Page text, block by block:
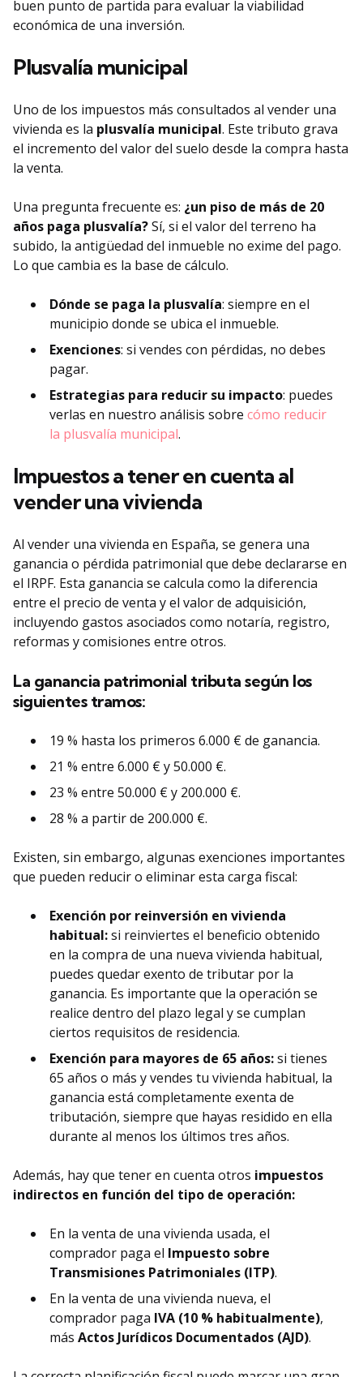
buen punto de partida para evaluar la viabilidad
económica de una inversión.
Plusvalía municipal
Uno de los impuestos más consultados al vender una
vivienda es la plusvalía municipal. Este tributo grava
el incremento del valor del suelo desde la compra hasta
la venta.
Una pregunta frecuente es: ¿un piso de más de 20
años paga plusvalía?Sí, si el valor del terreno ha
subido, la antigüedad del inmueble no exime del pago.
Lo que cambia es la base de cálculo.
Dónde se paga la plusvalía: siempre en el
municipio donde se ubica el inmueble.
Exenciones: si vendes con pérdidas, no debes
pagar.
Estrategias para reducir su impacto: puedes
verlas en nuestro análisis sobre cómo reducir
la plusvalía municipal.
Impuestos a tener en cuenta al
vender una vivienda
Al vender una vivienda en España, se genera una
ganancia o pérdida patrimonial que debe declararse en
el IRPF. Esta ganancia se calcula como la diferencia
entre el precio de venta y el valor de adquisición,
incluyendo gastos asociados como notaría, registro,
reformas y comisiones entre otros.
La ganancia patrimonial tributa según los
siguientes tramos:
19 % hasta los primeros 6.000 € de ganancia.
21 % entre 6.000 € y 50.000 €.
23 % entre 50.000 € y 200.000 €.
28 % a partir de 200.000 €.
Existen, sin embargo, algunas exenciones importantes
que pueden reducir o eliminar esta carga fiscal:
Exención por reinversión en vivienda
habitual:si reinviertes el beneficio obtenido
en la compra de una nueva vivienda habitual,
puedes quedar exento de tributar por la
ganancia. Es importante que la operación se
realice dentro del plazo legal y se cumplan
ciertos requisitos de residencia.
Exención para mayores de 65 años:si tienes
65 años o más y vendes tu vivienda habitual, la
ganancia está completamente exenta de
tributación, siempre que hayas residido en ella
durante al menos los últimos tres años.
Además, hay que tener en cuenta otros impuestos
indirectos en función del tipo de operación:
En la venta de una vivienda usada, el
comprador paga el Impuesto sobre
Transmisiones Patrimoniales (ITP).
En la venta de una vivienda nueva, el
comprador paga IVA (10 % habitualmente),
más Actos Jurídicos Documentados (AJD).